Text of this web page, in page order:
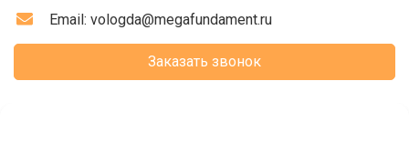
Email: vologda@megafundament.ru
Заказать звонок